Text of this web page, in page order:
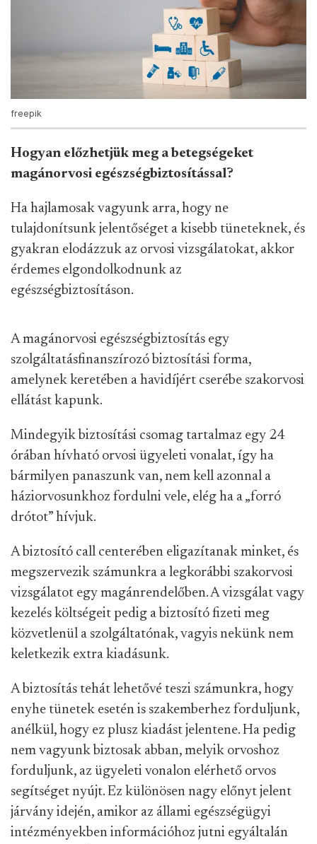
freepik
Hogyan előzhetjük meg a betegségeket
magánorvosi egészségbiztosítással?
Ha hajlamosak vagyunk arra, hogy ne
tulajdonítsunk jelentőséget a kisebb tüneteknek, és
gyakran elodázzuk az orvosi vizsgálatokat, akkor
érdemes elgondolkodnunk az
egészségbiztosításon.
A magánorvosi egészségbiztosítás egy
szolgáltatásfinanszírozó biztosítási forma,
amelynek keretében a havidíjért cserébe szakorvosi
ellátást kapunk.
Mindegyik biztosítási csomag tartalmaz egy 24
órában hívható orvosi ügyeleti vonalat, így ha
bármilyen panaszunk van, nem kell azonnal a
háziorvosunkhoz fordulni vele, elég ha a „forró
drótot” hívjuk.
A biztosító call centerében eligazítanak minket, és
megszervezik számunkra a legkorábbi szakorvosi
vizsgálatot egy magánrendelőben. A vizsgálat vagy
kezelés költségeit pedig a biztosító fizeti meg
közvetlenül a szolgáltatónak, vagyis nekünk nem
keletkezik extra kiadásunk.
A biztosítás tehát lehetővé teszi számunkra, hogy
enyhe tünetek esetén is szakemberhez forduljunk,
anélkül, hogy ez plusz kiadást jelentene. Ha pedig
nem vagyunk biztosak abban, melyik orvoshoz
forduljunk, az ügyeleti vonalon elérhető orvos
segítséget nyújt. Ez különösen nagy előnyt jelent
járvány idején, amikor az állami egészségügyi
intézményekben információhoz jutni egyáltalán